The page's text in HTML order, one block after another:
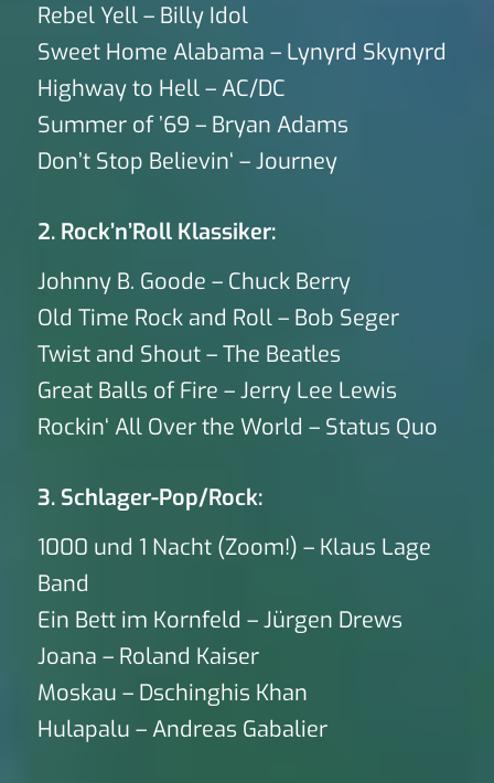
Rebel Yell – Billy Idol
Sweet Home Alabama – Lynyrd Skynyrd
Highway to Hell – AC/DC
Summer of ’69 – Bryan Adams
Don’t Stop Believin‘ – Journey
2. Rock’n’Roll Klassiker:
Johnny B. Goode – Chuck Berry
Old Time Rock and Roll – Bob Seger
Twist and Shout – The Beatles
Great Balls of Fire – Jerry Lee Lewis
Rockin‘ All Over the World – Status Quo
3. Schlager-Pop/Rock:
1000 und 1 Nacht (Zoom!) – Klaus Lage
Band
Ein Bett im Kornfeld – Jürgen Drews
Joana – Roland Kaiser
Moskau – Dschinghis Khan
Hulapalu – Andreas Gabalier